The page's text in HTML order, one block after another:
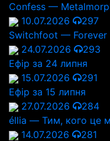
Confess —
10.07.2026
297
Switchfoot — Forever
24.07.2026
293
Ефір за 24 липня
15.07.2026
291
Ефір за 15 липня
27.07.2026
284
éllia — Тим, кого це
14.07.2026
281